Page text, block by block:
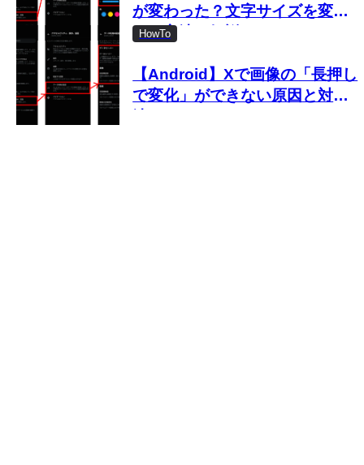
が変わった？文字サイズを変更
する方法を解説
HowTo
【Android】Xで画像の「長押し
で変化」ができない原因と対処